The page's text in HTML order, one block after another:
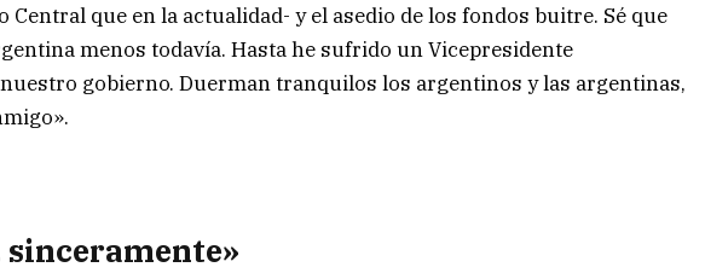
Central que en la actualidad- y el asedio de los fondos buitre. Sé que
menos todavía. Hasta he sufrido un Vicepresidente
gobierno. Duerman tranquilos los argentinos y las argentinas,